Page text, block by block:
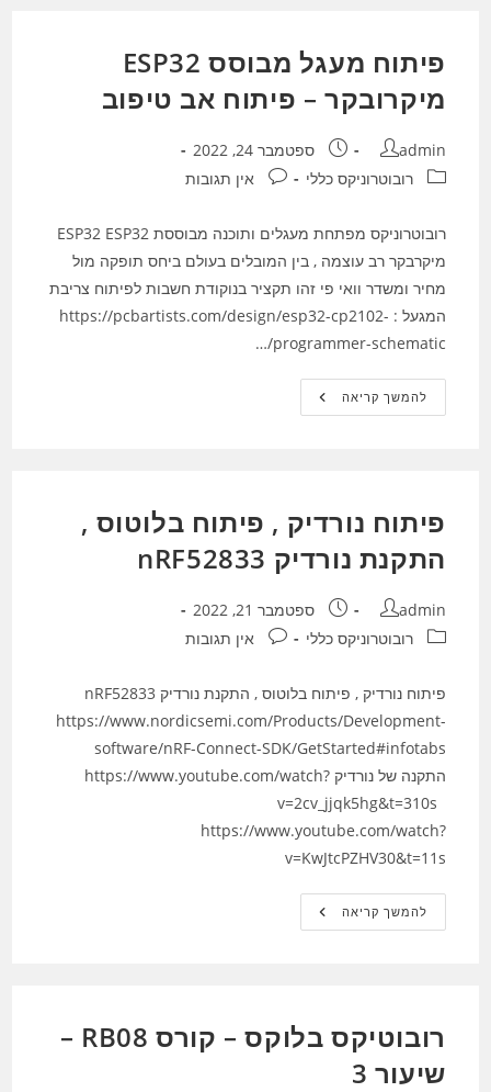
פיתוח מעגל מבוסס ESP32
מיקרובקר – פיתוח אב טיפוב
מחבר:
admin פורסם:ספטמבר 24, 2022
קטגוריה:רובוטרוניקס כללי תגובות:אין תגובות
רובוטרוניקס מפתחת מעגלים ותוכנה מבוססת ESP32 ESP32
מיקרבקר רב עוצמה , בין המובלים בעולם ביחס תופקה מול
מחיר ומשדר וואי פי זהו תקציר בנוקודת חשבות לפיתוח צריבת
המגעל : https://pcbartists.com/design/esp32-cp2102-
programmer-schematic/…
להמשך קריאהפיתוח
מעגל
טיפוב
פיתוח נורדיק , פיתוח בלוטוס ,
התקנת נורדיק nRF52833
מחבר:
admin פורסם:ספטמבר 21, 2022
קטגוריה:רובוטרוניקס כללי תגובות:אין תגובות
פיתוח נורדיק , פיתוח בלוטוס , התקנת נורדיק nRF52833
https://www.nordicsemi.com/Products/Development-
software/nRF-Connect-SDK/GetStarted#infotabs
התקנה של נורדיק https://www.youtube.com/watch?
v=2cv_jjqk5hg&t=310s
https://www.youtube.com/watch?
v=KwJtcPZHV30&t=11s
להמשך קריאהפיתוח
נורדיק
NRF52833
רובוטיקס בלוקס – קורס RB08 –
שיעור 3